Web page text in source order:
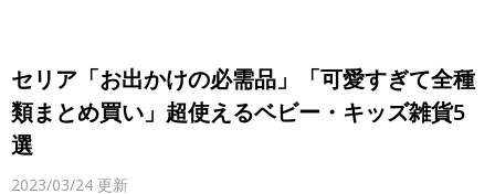
セリア「お出かけの必需品」「可愛すぎて全種
類まとめ買い」超使えるベビー・キッズ雑貨5
選
2023/03/24 更新